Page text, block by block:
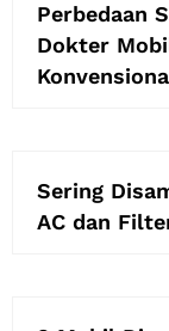
Perbedaan
Dokter
Sering
AC dan